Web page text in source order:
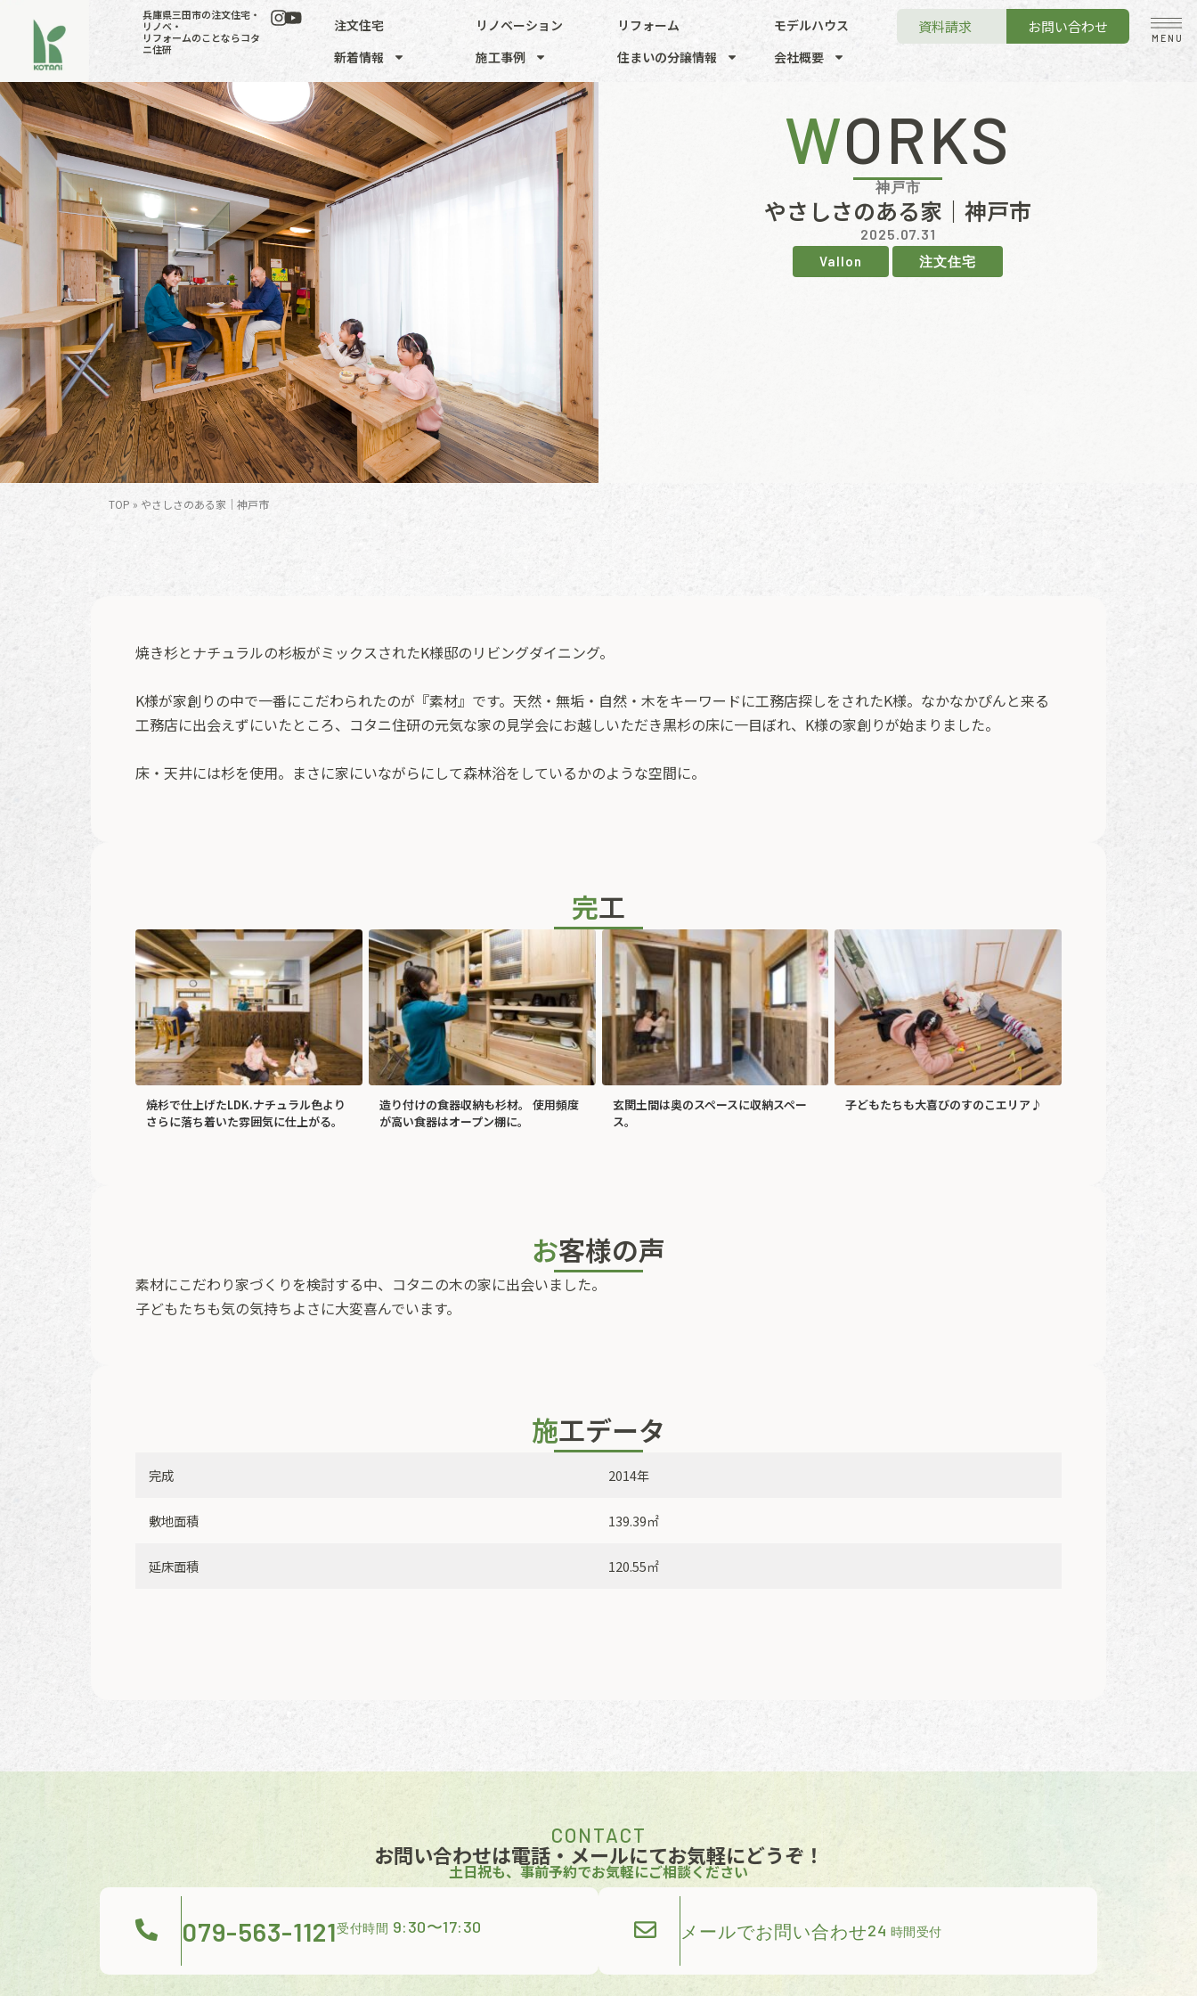
兵庫県三田市の注文住宅・
リノベ・
リフォームのことならコタ
ニ住研
注文住宅 リノベーション リフォーム
モデルハウス
新着情報
施工事例 住まいの分譲情報 会社概要
資料請求 お問い合わせ
MENU
WORKS
神戸市
やさしさのある家｜神戸市
2025.07.31
Vallon 注文住宅
TOP » やさしさのある家｜神戸市
焼き杉とナチュラルの杉板がミックスされたK様邸のリビングダイニング。
K様が家創りの中で一番にこだわられたのが『素材』です。天然・無垢・自然・木をキーワードに工務店探しをされたK様。なかなかぴんと来る
工務店に出会えずにいたところ、コタニ住研の元気な家の見学会にお越しいただき黒杉の床に一目ぼれ、K様の家創りが始まりました。
床・天井には杉を使用。まさに家にいながらにして森林浴をしているかのような空間に。
完工
焼杉で仕上げたLDK.ナチュラル色より
さらに落ち着いた雰囲気に仕上がる。
造り付けの食器収納も杉材。 使用頻度
が高い食器はオープン棚に。
玄関土間は奥のスペースに収納スペー
ス。
子どもたちも大喜びのすのこエリア♪
お客様の声
素材にこだわり家づくりを検討する中、コタニの木の家に出会いました。
子どもたちも気の気持ちよさに大変喜んでいます。
施工データ
完成 2014年
敷地面積 139.39㎡
延床面積 120.55㎡
CONTACT
お問い合わせは電話・メールにてお気軽にどうぞ！
土日祝も、事前予約でお気軽にご相談ください
079-563-1121受付時間 9:30〜17:30 メールでお問い合わせ24 時間受付